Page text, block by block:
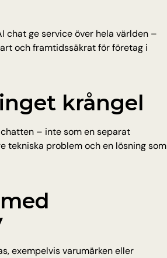
chat ge service över hela världen –
och framtidssäkrat för företag i
krångel
– inte som en separat
tekniska problem och en lösning som
exempelvis varumärken eller